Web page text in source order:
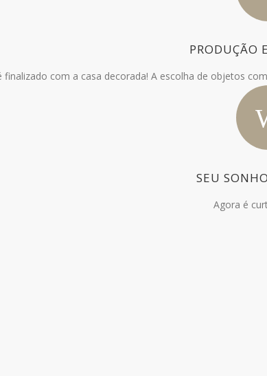
PRODUÇÃO
com a casa decorada! A escolha de objetos
SEU
Agora é